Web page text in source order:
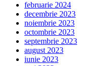
februarie 2024
decembrie 2023
noiembrie 2023
octombrie 2023
septembrie 2023
august 2023
iunie 2023